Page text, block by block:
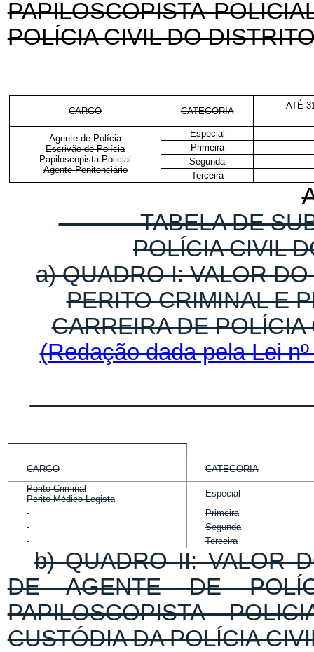
PAPILOSCOPISTA
POLÍCIA CIVIL DO
CARGO CATEGORIA
ATÉ
Agente de Polícia
Escrivão de Polícia
Papiloscopista Policial
Agente Penitenciário
Especial
Primeira
Segunda
Terceira
TABELA DE
POLÍCIA CIVIL
a) QUADRO I: VALOR
PERITO CRIMINAL E
CARREIRA DE
(Redação dada pela Lei
CARGO
CATEGORIA
Perito Criminal
Perito Médico-Legista
Especial
Primeira
Segunda
Terceira
b) QUADRO II: VALOR
DE AGENTE DE
PAPILOSCOPISTA
CUSTÓDIA DA POLÍCIA